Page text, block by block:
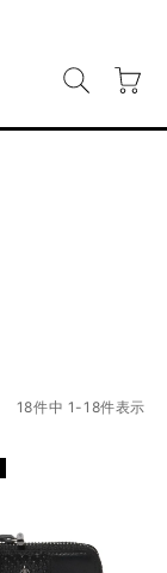
18件中 1 -18件表示